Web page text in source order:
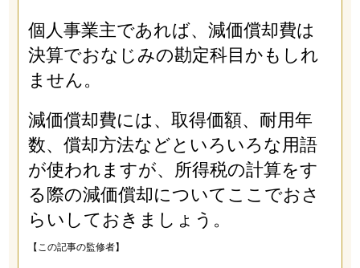
個人事業主であれば、減価償却費は
決算でおなじみの勘定科目かもしれ
ません。
減価償却費には、取得価額、耐用年
数、償却方法などといろいろな用語
が使われますが、所得税の計算をす
る際の減価償却についてここでおさ
らいしておきましょう。
【この記事の監修者】